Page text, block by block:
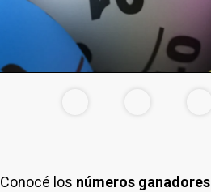
Conocé los números ganadores